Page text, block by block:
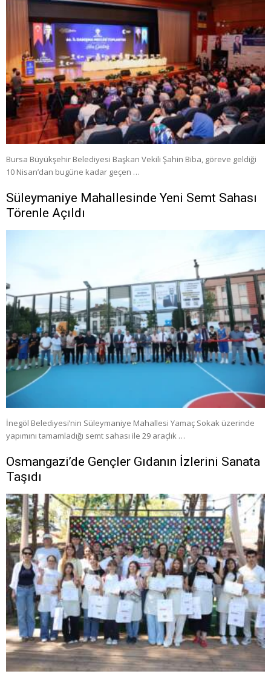
Bursa Büyükşehir Belediyesi Başkan Vekili Şahin Biba, göreve geldiği
10 Nisan’dan bugüne kadar geçen …
Süleymaniye Mahallesinde Yeni Semt Sahası
Törenle Açıldı
İnegöl Belediyesi’nin Süleymaniye Mahallesi Yamaç Sokak üzerinde
yapımını tamamladığı semt sahası ile 29 araçlık …
Osmangazi’de Gençler Gıdanın İzlerini Sanata
Taşıdı